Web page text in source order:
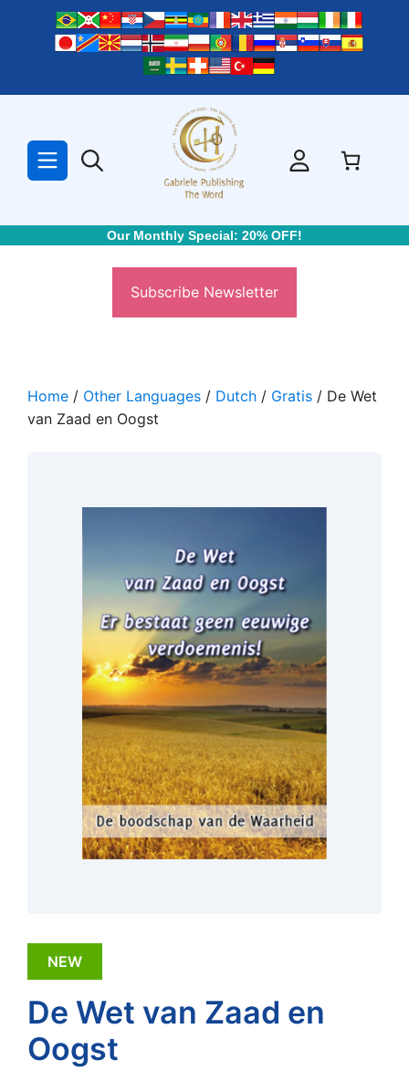
Our Monthly Special: 20% OFF!
Subscribe Newsletter
Home / Other Languages / Dutch / Gratis / De Wet
van Zaad en Oogst
NEW
De Wet van Zaad en
Oogst